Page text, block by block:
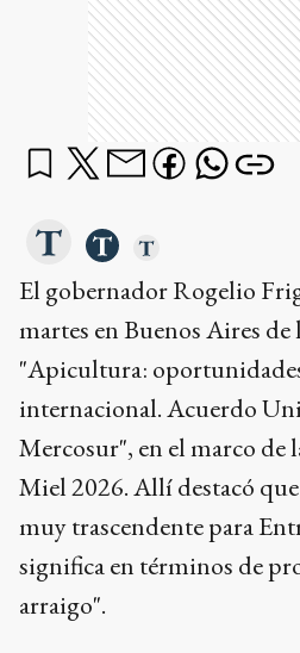
El gobernador Rogelio
martes en Buenos Aires de
"Apicultura:
internacional. Acuerdo
Mercosur", en el marco de
Miel 2026. Allí destacó
muy trascendente para
significa en términos de
arraigo".